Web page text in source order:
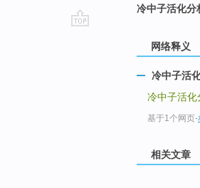
冷中子活化分
网络释义
冷中子活
冷中子活化
基于1个网页-
相关文章